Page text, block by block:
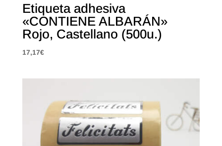
Etiqueta adhesiva
«CONTIENE ALBARÁN»
Rojo, Castellano (500u.)
17,17€